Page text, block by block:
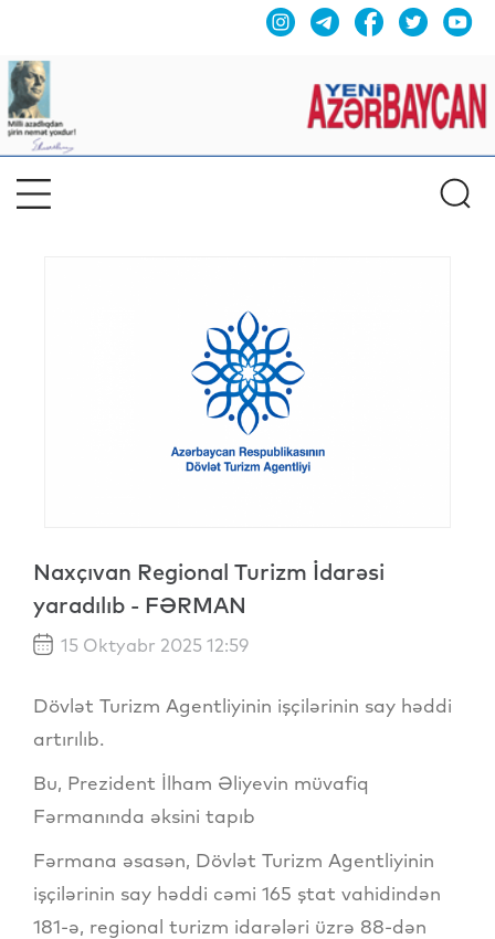
Naxçıvan Regional Turizm İdarəsi
yaradılıb - FƏRMAN
15 Oktyabr 2025 12:59
Dövlət Turizm Agentliyinin işçilərinin say həddi
artırılıb.
Bu, Prezident İlham Əliyevin müvafiq
Fərmanında əksini tapıb
Fərmana əsasən, Dövlət Turizm Agentliyinin
işçilərinin say həddi cəmi 165 ştat vahidindən
181-ə, regional turizm idarələri üzrə 88-dən